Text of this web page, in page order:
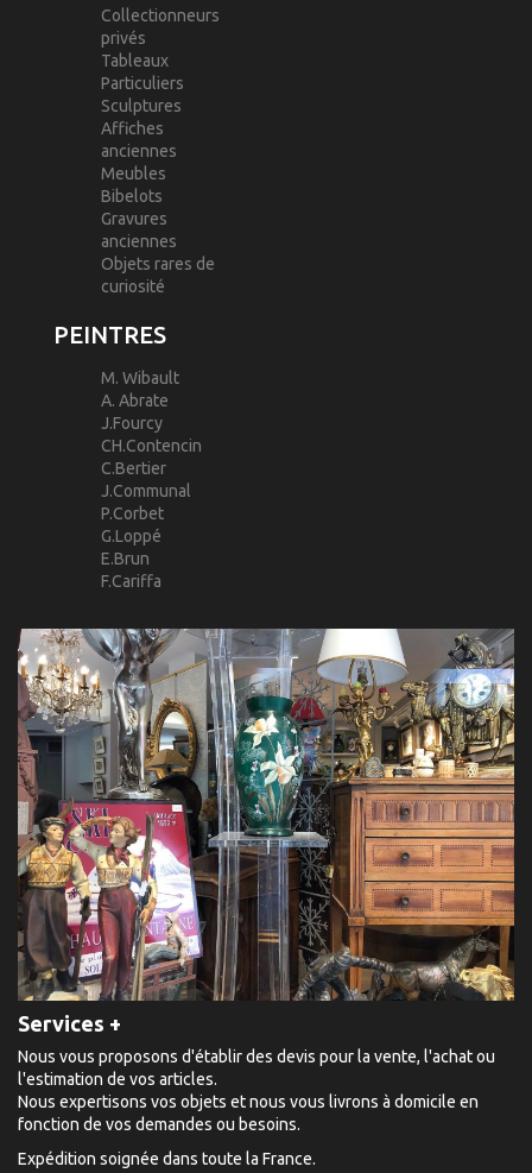
Collectionneurs
privés
Tableaux
Particuliers
Sculptures
Affiches
anciennes
Meubles
Bibelots
Gravures
anciennes
Objets rares de
curiosité
PEINTRES
M. Wibault
A. Abrate
J.Fourcy
CH.Contencin
C.Bertier
J.Communal
P.Corbet
G.Loppé
E.Brun
F.Cariffa
Services +
Nous vous proposons d'établir des devis pour la vente, l'achat ou
l'estimation de vos articles.
Nous expertisons vos objets et nous vous livrons à domicile en
fonction de vos demandes ou besoins.
Expédition soignée dans toute la France.